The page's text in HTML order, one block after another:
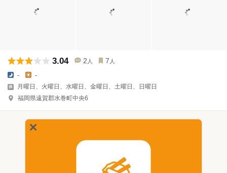
3.04 2 人 7 人
- -
月曜日、火曜日、水曜日、金曜日、土曜日、日曜日
福岡県遠賀郡水巻町中央6